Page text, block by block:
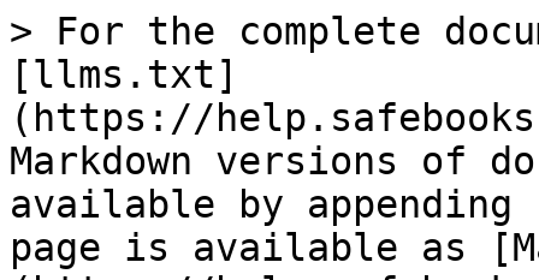
> For the complete
[llms.txt]
(https://
Markdown versions of
available by
page is available as